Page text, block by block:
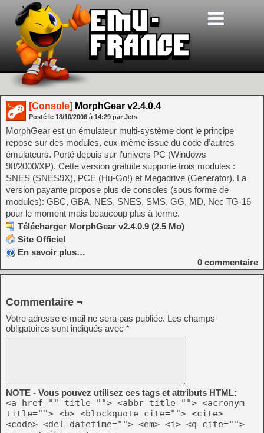
[Console] MorphGear v2.4.0.4
Posté le 18/10/2006 à 14:29 par Jets
MorphGear est un émulateur multi-système dont le principe
repose sur des modules, eux-même issue du code d’autres
émulateurs. Porté depuis sur l’univers PC (Windows
98/2000/XP). Cette version gratuite supporte trois modules :
SNES (SNES9X), PCE (Hu-Go!) et Megadrive (Generator). La
version payante propose plus de consoles (sous forme de
modules): GBC, GBA, NES, SNES, SMS, GG, MD, Nec TG-16
pour le moment mais beaucoup plus à terme.
Télécharger MorphGear v2.4.0.9 (2.5 Mo)
Site Officiel
En savoir plus…
0 commentaire
Commentaire ¬
Votre adresse e-mail ne sera pas publiée. Les champs
obligatoires sont indiqués avec *
NOTE - Vous pouvez utilisez ces tags et attributs HTML:
<a href="" title=""> <abbr title=""> <acronym
title=""> <b> <blockquote cite=""> <cite>
<code> <del datetime=""> <em> <i> <q cite="">